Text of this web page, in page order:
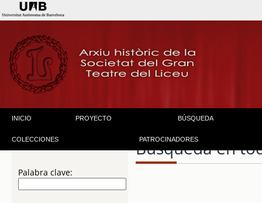
INICIO PROYECTO BÚSQUEDA
COLECCIONES PATROCINADORES
Palabra clave:
Búsqueda en